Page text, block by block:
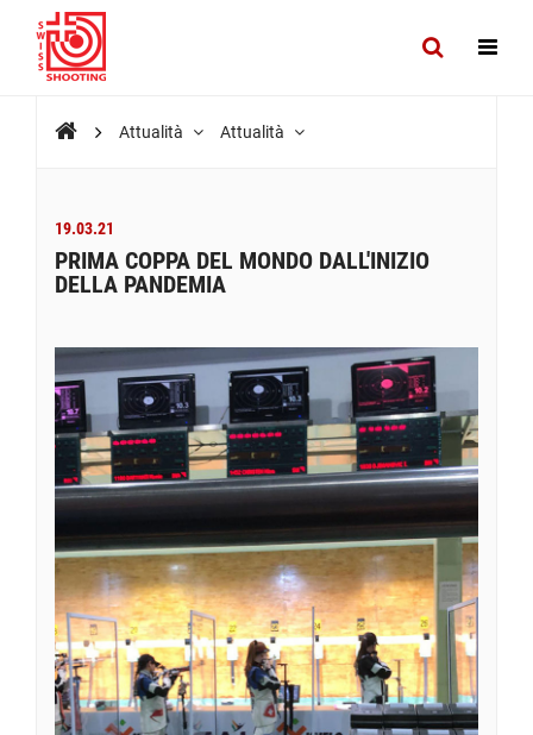
Attualità Attualità
19.03.21
PRIMA COPPA DEL MONDO DALL'INIZIO
DELLA PANDEMIA